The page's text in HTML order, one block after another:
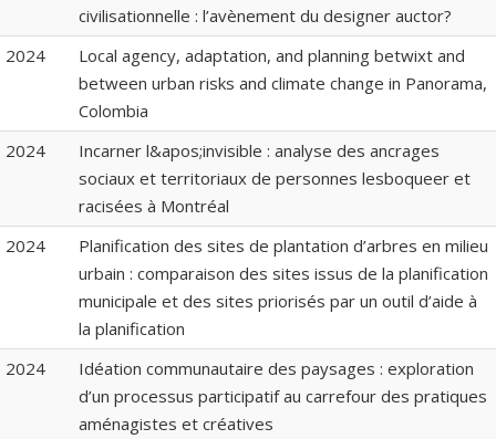
civilisationnelle : l’avènement du designer auctor?
2024
Local agency, adaptation, and planning betwixt and
between urban risks and climate change in Panorama,
Colombia
2024
Incarner l&apos;invisible : analyse des ancrages
sociaux et territoriaux de personnes lesboqueer et
racisées à Montréal
2024
Planification des sites de plantation d’arbres en milieu
urbain : comparaison des sites issus de la planification
municipale et des sites priorisés par un outil d’aide à
la planification
2024
Idéation communautaire des paysages : exploration
d’un processus participatif au carrefour des pratiques
aménagistes et créatives